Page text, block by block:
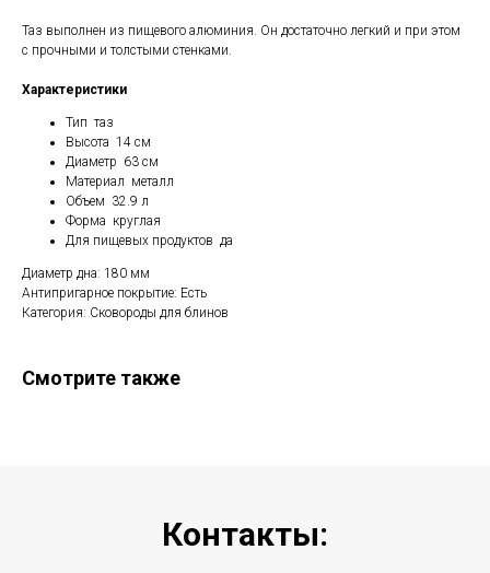
Таз выполнен из пищевого алюминия. Он достаточно легкий и при этом
с прочными и толстыми стенками.
Характеристики
Тип таз
Высота 14 см
Диаметр 63 см
Материал металл
Объем 32.9 л
Форма круглая
Для пищевых продуктов да
Диаметр дна: 180 мм
Антипригарное покрытие: Есть
Категория: Сковороды для блинов
Смотрите также
Контакты: